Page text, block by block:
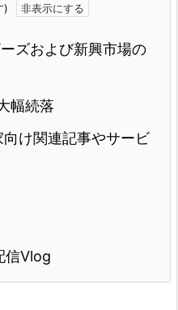
)
ズおよび新興市場の
幅続落
け関連記事やサービ
信Vlog